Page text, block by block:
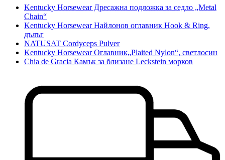
Kentucky Horsewear Дресажна подложка за седло „Metal
Chain“
Kentucky Horsewear Найлонов оглавник Hook & Ring,
дълъг
NATUSAT Cordyceps Pulver
Kentucky Horsewear Оглавник„Plaited Nylon“, светлосин
Chia de Gracia Камък за близане Leckstein морков